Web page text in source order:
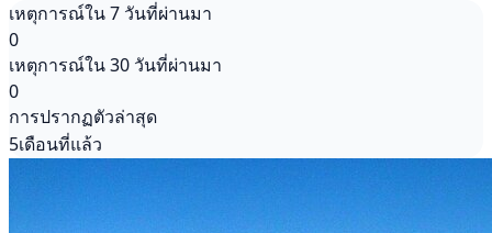
เหตุการณ์ใน 7 วันที่ผ่านมา
0
เหตุการณ์ใน 30 วันที่ผ่านมา
0
การปรากฏตัวล่าสุด
5เดือนที่แล้ว